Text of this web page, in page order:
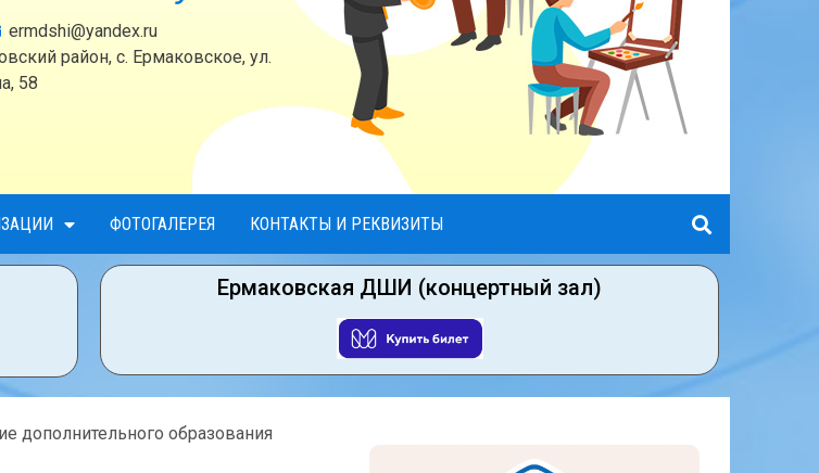
ermdshi@yandex.ru
район, с. Ермаковское, ул.
58
ФОТОГАЛЕРЕЯ КОНТАКТЫ И РЕКВИЗИТЫ
Ермаковская ДШИ (концертный зал)
дополнительного образования